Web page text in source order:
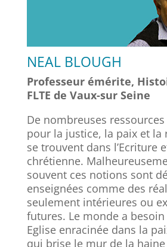
NEAL BLOUGH
Professeur émérite,
FLTE de Vaux-sur Seine
De nombreuses
pour la justice, la paix et la
se trouvent dans l’Ecriture
chrétienne.
souvent ces notions sont
enseignées comme des
seulement intérieures ou
futures. Le monde a besoin
Eglise enracinée dans la
qui brise le mur de la